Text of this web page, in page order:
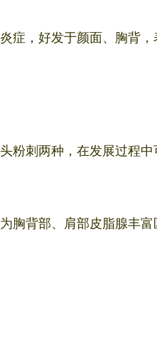
症，好发于颜面、胸背
粉刺两种，在发展过程
胸背部、肩部皮脂腺丰富